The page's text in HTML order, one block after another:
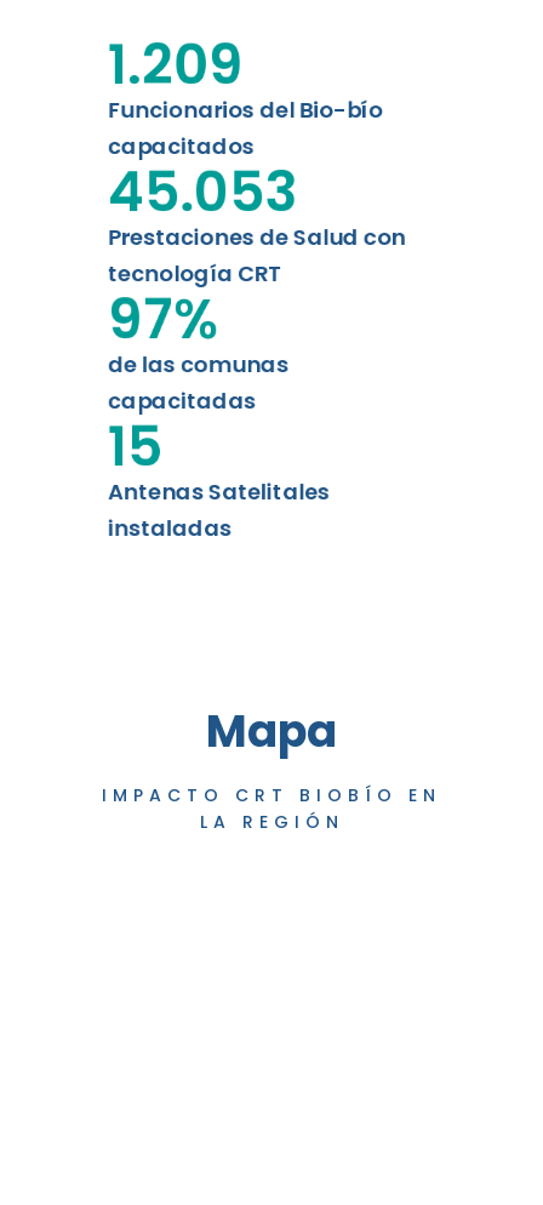
Funcionarios del Bio-bío
capacitados
1.209
Prestaciones de Salud con
tecnología CRT
45.053
de las comunas
capacitadas
97%
Antenas Satelitales
instaladas
15
Mapa
IMPACTO CRT BIOBÍO EN
LA REGIÓN